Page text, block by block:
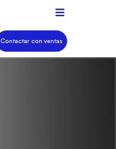
Contactar con ventas